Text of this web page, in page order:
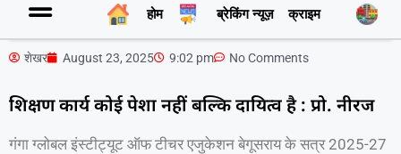
होम ब्रेकिंग न्यूज़ क्राइम
शेखर August 23, 2025 9:02 pm No Comments
शिक्षण कार्य कोई पेशा नहीं बल्कि दायित्व है : प्रो. नीरज
गंगा ग्लोबल इंस्टीट्यूट ऑफ टीचर एजुकेशन बेगूसराय के सत्र 2025-27